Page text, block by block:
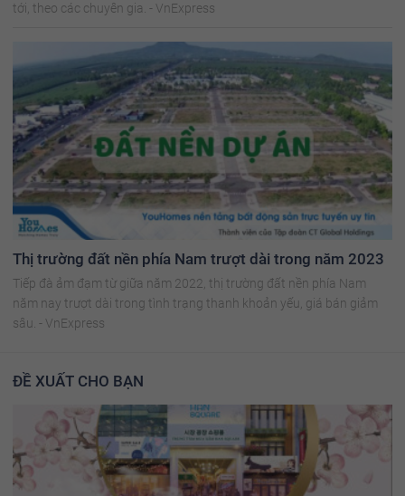
tới, theo các chuyên gia. - VnExpress
Thị trường đất nền phía Nam trượt dài trong năm 2023
Tiếp đà ảm đạm từ giữa năm 2022, thị trường đất nền phía Nam
năm nay trượt dài trong tình trạng thanh khoản yếu, giá bán giảm
sâu. - VnExpress
ĐỀ XUẤT CHO BẠN